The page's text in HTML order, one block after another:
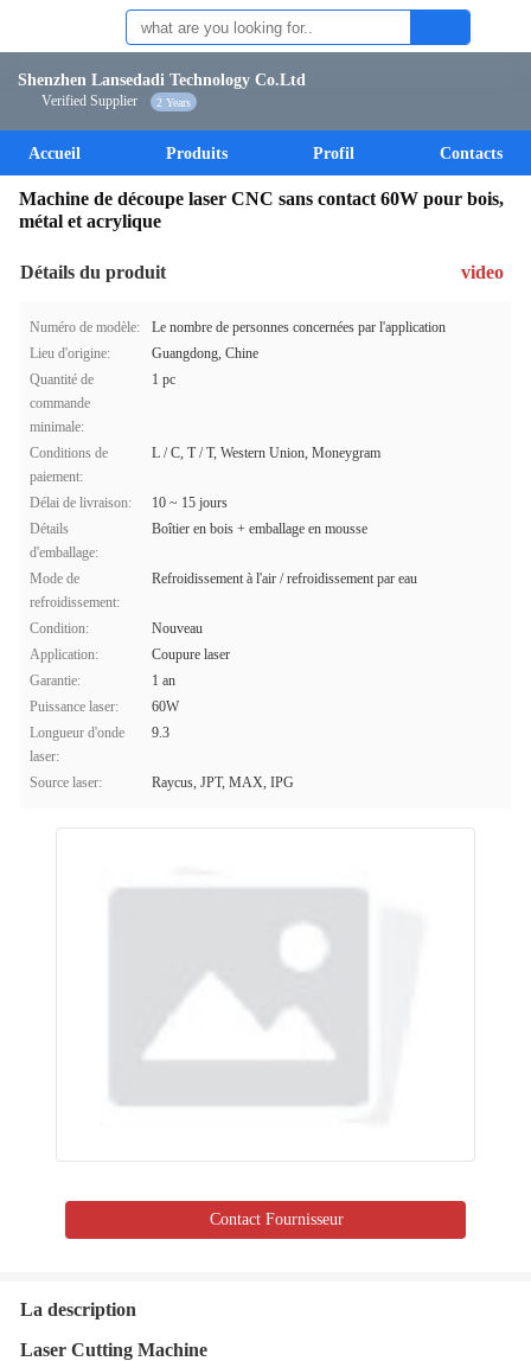
Shenzhen Lansedadi Technology Co.Ltd
Verified Supplier 2 Years
Accueil Produits Profil Contacts
Machine de découpe laser CNC sans contact 60W pour bois,
métal et acrylique
Détails du produit video
Numéro de modèle:
Le nombre de personnes concernées par l'application
Lieu d'origine:
Guangdong, Chine
Quantité de
commande
minimale:
1 pc
Conditions de
paiement:
L / C, T / T, Western Union, Moneygram
Délai de livraison:
10 ~ 15 jours
Détails
d'emballage:
Boîtier en bois + emballage en mousse
Mode de
refroidissement:
Refroidissement à l'air / refroidissement par eau
Condition:
Nouveau
Application:
Coupure laser
Garantie:
1 an
Puissance laser:
60W
Longueur d'onde
laser:
9.3
Source laser: Raycus, JPT, MAX, IPG
Contact Fournisseur
La description
Laser Cutting Machine